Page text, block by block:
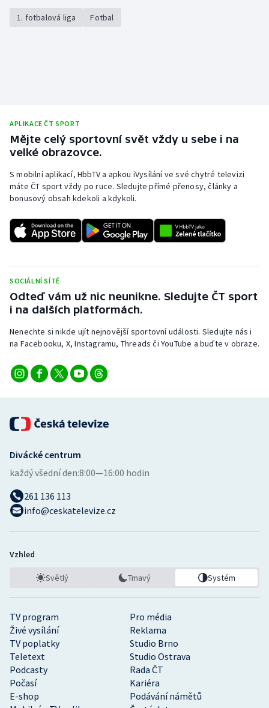
1. fotbalová liga Fotbal
APLIKACE ČT SPORT
Mějte celý sportovní svět vždy u sebe i na
velké obrazovce.
S mobilní aplikací, HbbTV a apkou iVysílání ve své chytré televizi
máte ČT sport vždy po ruce. Sledujte přímé přenosy, články a
bonusový obsah kdekoli a kdykoli.
SOCIÁLNÍ SÍTĚ
Odteď vám už nic neunikne. Sledujte ČT sport
i na dalších platformách.
Nenechte si nikde ujít nejnovější sportovní události. Sledujte nás i
na Facebooku, X, Instagramu, Threads či YouTube a buďte v obraze.
TV program
Pro média
Živé vysílání
Reklama
TV poplatky
Studio Brno
Teletext
Studio Ostrava
Podcasty
Rada ČT
Počasí
Kariéra
E-shop
Podávání námětů
Divácké centrum
každý všední den:8:00—16:00 hodin
261 136 113
info@ceskatelevize.cz
Vzhled
Světlý Tmavý Systém